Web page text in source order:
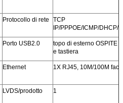
Protocollo di rete
TCP
IP/PPPOE/ICMP/DHCP/
Porto USB2.0
topo di esterno OSPITE
e tastiera
Ethernet 1X RJ45, 10M/100M
LVDS/prodotto 1